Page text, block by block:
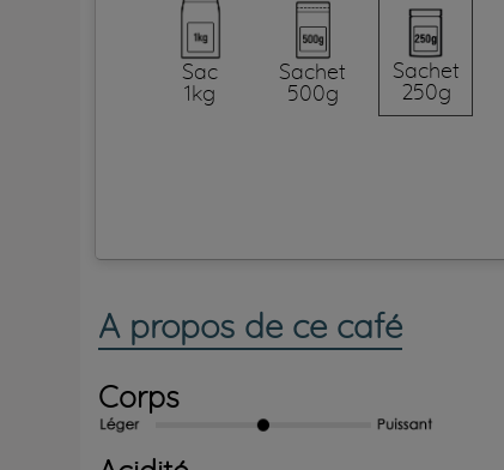
Sac
1kg
Sachet
500g
Sachet
250g
A propos de ce café
Corps